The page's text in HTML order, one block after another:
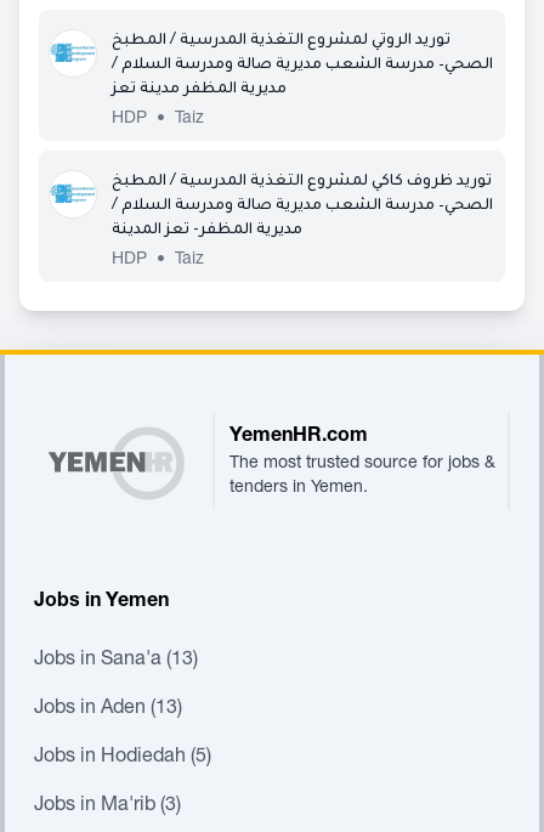
توريد الروتي لمشروع التغذية المدرسية / المطبخ
الصحي– مدرسة الشعب مديرية صالة ومدرسة السلام /
مديرية المظفر مدينة تعز
HDP
• Taiz
توريد ظروف كاكي لمشروع التغذية المدرسية / المطبخ
الصحي– مدرسة الشعب مديرية صالة ومدرسة السلام /
مديرية المظفر- تعز المدينة
HDP
• Taiz
YemenHR.com
The most trusted source for jobs &
tenders in Yemen.
Jobs in Yemen
Jobs in Sana'a (13)
Jobs in Aden (13)
Jobs in Hodiedah (5)
Jobs in Ma'rib (3)